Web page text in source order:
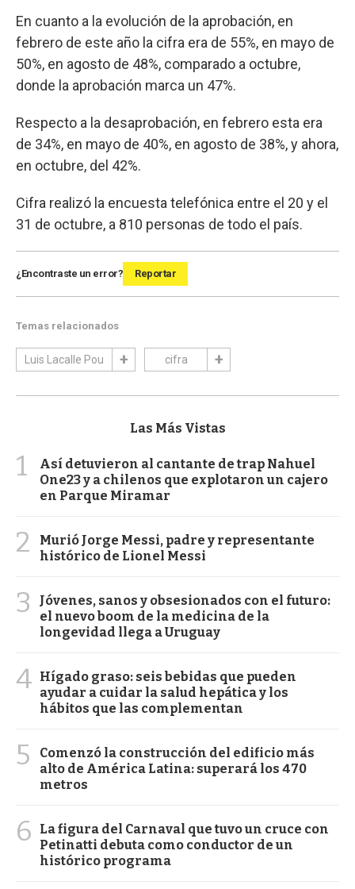
En cuanto a la evolución de la aprobación, en
febrero de este año la cifra era de 55%, en mayo de
50%, en agosto de 48%, comparado a octubre,
donde la aprobación marca un 47%.
Respecto a la desaprobación, en febrero esta era
de 34%, en mayo de 40%, en agosto de 38%, y ahora,
en octubre, del 42%.
Cifra realizó la encuesta telefónica entre el 20 y el
31 de octubre, a 810 personas de todo el país.
¿Encontraste un error? Reportar
Temas relacionados
Luis Lacalle Pou cifra
Las Más Vistas
1
Así detuvieron al cantante de trap Nahuel
One23 y a chilenos que explotaron un cajero
en Parque Miramar
2
Murió Jorge Messi, padre y representante
histórico de Lionel Messi
3
Jóvenes, sanos y obsesionados con el futuro:
el nuevo boom de la medicina de la
longevidad llega a Uruguay
4 Hígado graso: seis bebidas que pueden
ayudar a cuidar la salud hepática y los
hábitos que las complementan
5
Comenzó la construcción del edificio más
alto de América Latina: superará los 470
metros
6
La figura del Carnaval que tuvo un cruce con
Petinatti debuta como conductor de un
histórico programa